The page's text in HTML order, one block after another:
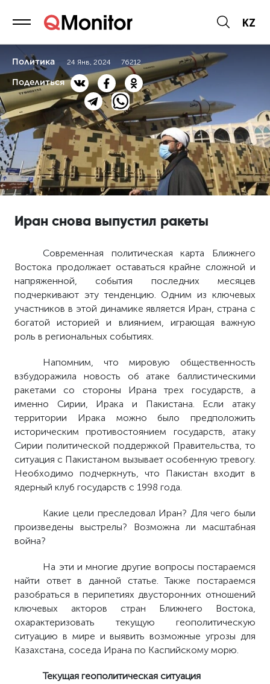
KZ
Политика 24 Янв, 2024 76212
Поделиться
Иран снова выпустил ракеты
Современная политическая карта Ближнего
Востока продолжает оставаться крайне сложной и
напряженной, события последних месяцев
подчеркивают эту тенденцию. Одним из ключевых
участников в этой динамике является Иран, страна с
богатой историей и влиянием, играющая важную
роль в региональных событиях.
Напомним, что мировую общественность
взбудоражила новость об атаке баллистическими
ракетами со стороны Ирана трех государств, а
именно Сирии, Ирака и Пакистана. Если атаку
территории Ирака можно было предположить
историческим противостоянием государств, атаку
Сирии политической поддержкой Правительства, то
ситуация с Пакистаном вызывает особенную тревогу.
Необходимо подчеркнуть, что Пакистан входит в
ядерный клуб государств с 1998 года.
Какие цели преследовал Иран? Для чего были
произведены выстрелы? Возможна ли масштабная
война?
На эти и многие другие вопросы постараемся
найти ответ в данной статье. Также постараемся
разобраться в перипетиях двусторонних отношений
ключевых акторов стран Ближнего Востока,
охарактеризовать текущую геополитическую
ситуацию в мире и выявить возможные угрозы для
Казахстана, соседа Ирана по Каспийскому морю.
Текущая геополитическая ситуация